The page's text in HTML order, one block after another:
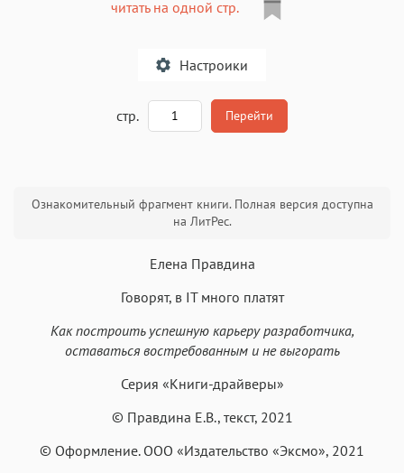
читать на одной стр.
Настроики
Аа
Roboto Garamond Fira Sans Times
Аа Аа
Helvetica Neue
Аа
Arial Аа
Georgia Times New Roman
стр. Перейти
Ознакомительный фрагмент книги. Полная версия доступна
на ЛитРес.
Елена Правдина
Говорят, в IT много платят
Как построить успешную карьеру разработчика,
оставаться востребованным и не выгорать
Серия «Книги-драйверы»
© Правдина Е.В., текст, 2021
© Оформление. ООО «Издательство «Эксмо», 2021